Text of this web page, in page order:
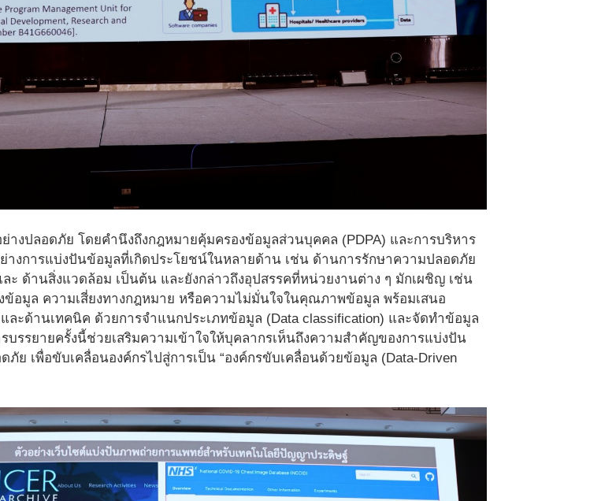
างปลอดภัย โดยคำนึงถึงกฎหมายคุ้มครองข้อมูลส่วนบุคคล (PDPA) และการบริหาร
างการแบ่งปันข้อมูลที่เกิดประโยชน์ในหลายด้าน เช่น ด้านการรักษาความปลอดภัย
ะ ด้านสิ่งแวดล้อม เป็นต้น และยังกล่าวถึงอุปสรรคที่หน่วยงานต่าง ๆ มักเผชิญ เช่น
ข้อมูล ความเสี่ยงทางกฎหมาย หรือความไม่มั่นใจในคุณภาพข้อมูล พร้อมเสนอ
ะด้านเทคนิค ด้วยการจำแนกประเภทข้อมูล (Data classification) และจัดทำข้อมูล
บรรยายครั้งนี้ช่วยเสริมความเข้าใจให้บุคลากรเห็นถึงความสำคัญของการแบ่งปัน
ย เพื่อขับเคลื่อนองค์กรไปสู่การเป็น “องค์กรขับเคลื่อนด้วยข้อมูล (Data-Driven